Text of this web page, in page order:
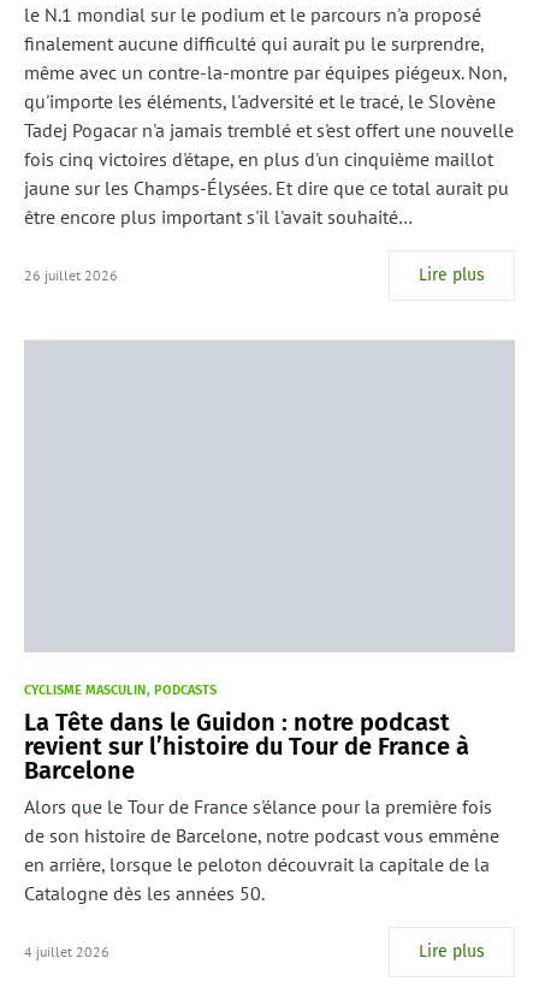
le N.1 mondial sur le podium et le parcours n'a proposé
finalement aucune difficulté qui aurait pu le surprendre,
même avec un contre-la-montre par équipes piégeux. Non,
qu'importe les éléments, l'adversité et le tracé, le Slovène
Tadej Pogacar n'a jamais tremblé et s'est offert une nouvelle
fois cinq victoires d'étape, en plus d'un cinquième maillot
jaune sur les Champs-Élysées. Et dire que ce total aurait pu
être encore plus important s'il l'avait souhaité…
26 juillet 2026 Lire plus
CYCLISME MASCULIN PODCASTS
La Tête dans le Guidon : notre podcast
revient sur l’histoire du Tour de France à
Barcelone
Alors que le Tour de France s'élance pour la première fois
de son histoire de Barcelone, notre podcast vous emmène
en arrière, lorsque le peloton découvrait la capitale de la
Catalogne dès les années 50.
4 juillet 2026 Lire plus